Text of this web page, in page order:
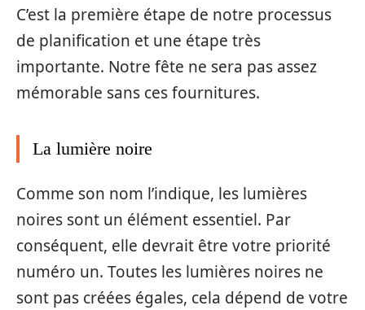
C’est la première étape de notre processus
de planification et une étape très
importante. Notre fête ne sera pas assez
mémorable sans ces fournitures.
La lumière noire
Comme son nom l’indique, les lumières
noires sont un élément essentiel. Par
conséquent, elle devrait être votre priorité
numéro un. Toutes les lumières noires ne
sont pas créées égales, cela dépend de votre